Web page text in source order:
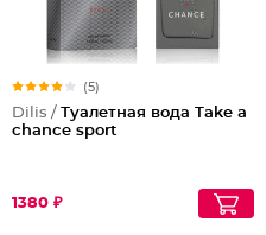
(5)
Dilis / Туалетная вода Take a
chance sport
1380 ₽